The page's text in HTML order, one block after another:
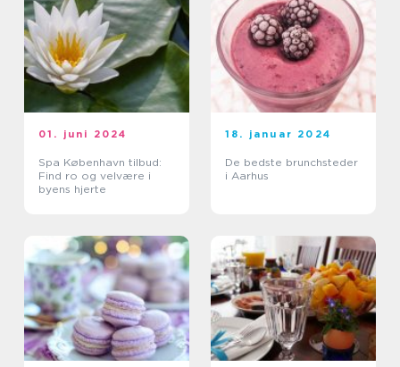
01. juni 2024
Spa København tilbud:
Find ro og velvære i
byens hjerte
18. januar 2024
De bedste brunchsteder
i Aarhus